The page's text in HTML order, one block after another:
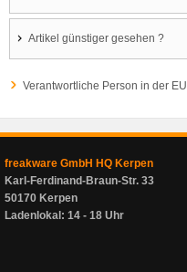
Artikel günstiger gesehen ?
Verantwortliche Person in der EU
freakware GmbH HQ Kerpen
Karl-Ferdinand-Braun-Str. 33
50170 Kerpen
Ladenlokal: 14 - 18 Uhr